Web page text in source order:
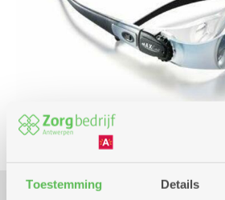
Toestemming Details